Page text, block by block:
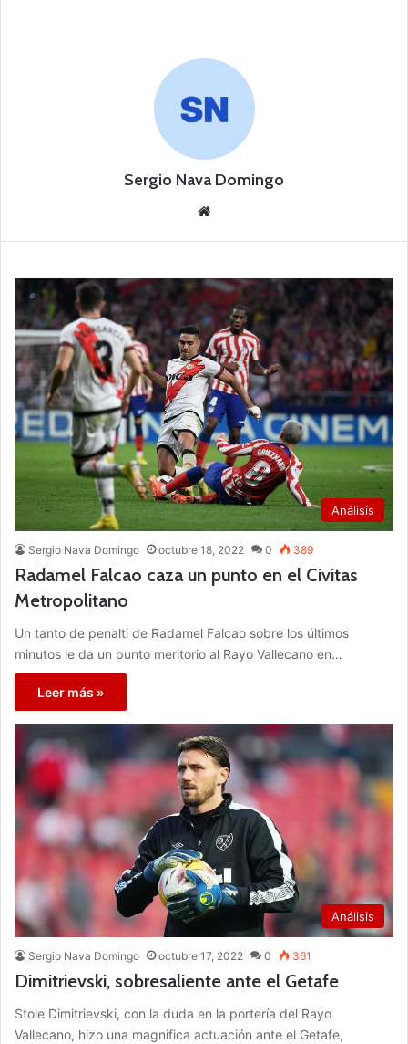
Sergio Nava Domingo
b
Análisis
Sergio Nava Domingo octubre 18, 2022 0 389
Radamel Falcao caza un punto en el Civitas
Metropolitano
Un tanto de penalti de Radamel Falcao sobre los últimos
minutos le da un punto meritorio al Rayo Vallecano en…
Leer más »
Análisis
Sergio Nava Domingo octubre 17, 2022 0 361
Dimitrievski, sobresaliente ante el Getafe
Stole Dimitrievski, con la duda en la portería del Rayo
Vallecano, hizo una magnifica actuación ante el Getafe,